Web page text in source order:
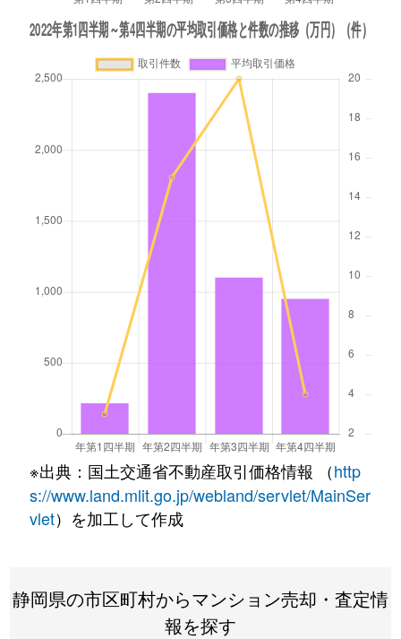
※出典：国土交通省不動産取引価格情報 （http
s://www.land.mlit.go.jp/webland/servlet/MainSer
vlet）を加工して作成
静岡県の市区町村からマンション売却・査定情
報を探す